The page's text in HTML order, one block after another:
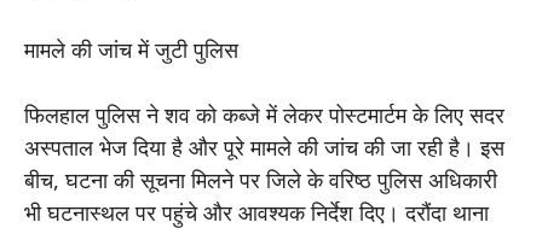
मामले की जांच में जुटी पुलिस
फिलहाल पुलिस ने शव को कब्जे में लेकर पोस्टमार्टम के लिए सदर
अस्पताल भेज दिया है और पूरे मामले की जांच की जा रही है। इस
बीच, घटना की सूचना मिलने पर जिले के वरिष्ठ पुलिस अधिकारी
भी घटनास्थल पर पहुंचे और आवश्यक निर्देश दिए। दरौंदा थाना